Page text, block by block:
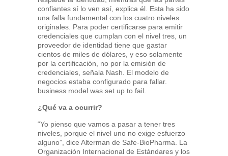
confiantes sí lo ven así, explica él. Esta ha sido
una falla fundamental con los cuatro niveles
originales. Para poder certificarse para emitir
credenciales que cumplan con el nivel tres, un
proveedor de identidad tiene que gastar
cientos de miles de dólares, y eso solamente
por la certificación, no por la emisión de
credenciales, señala Nash. El modelo de
negocios estaba configurado para fallar.
business model was set up to fail.
¿Qué va a ocurrir?
“Yo pienso que vamos a pasar a tener tres
niveles, porque el nivel uno no exige esfuerzo
alguno”, dice Alterman de Safe-BioPharma. La
Organización Internacional de Estándares y los